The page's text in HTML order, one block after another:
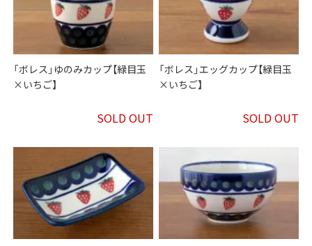
「ボレス」ゆのみカップ【緑目玉
×いちご】
SOLD OUT
「ボレス」エッグカップ【緑目玉
×いちご】
SOLD OUT